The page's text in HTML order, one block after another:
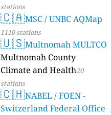
stations
🇨🇦MSC / UNBC AQMap
1110 stations
🇺🇸Multnomah MULTCO
Multnomah County
Climate and Health20
stations
🇨🇭NABEL / FOEN -
Switzerland Federal Office